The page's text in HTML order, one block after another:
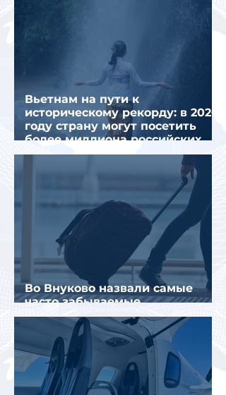
Вьетнам на пути к
историческому рекорду: в 2026
году страну могут посетить
более миллиона российских
туристов
Во Внуково назвали самые
часто забываемые
пассажирами вещи